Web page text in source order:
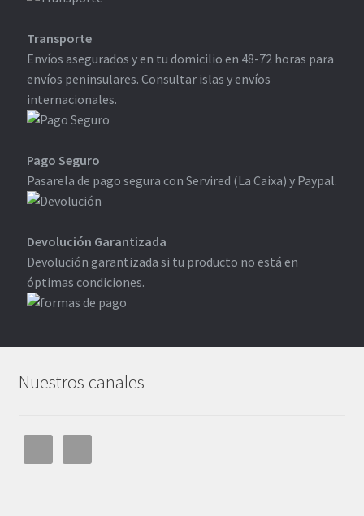
Transporte
Envíos asegurados y en tu domicilio en 48-72 horas para
envíos peninsulares. Consultar islas y envíos
internacionales.
Pago Seguro
Pasarela de pago segura con Servired (La Caixa) y Paypal.
Devolución Garantizada
Devolución garantizada si tu producto no está en
óptimas condiciones.
Nuestros canales